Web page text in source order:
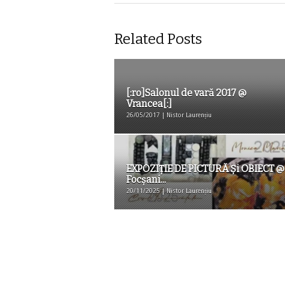
Related Posts
[:ro]Salonul de vară 2017 @
Vrancea[:]
26/05/2017 | Nistor Laurențiu
EXPOZIȚIE DE PICTURĂ Și OBIECT @
Focşani...
20/11/2025 | Nistor Laurențiu